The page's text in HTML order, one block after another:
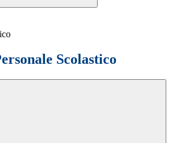
Scolastico